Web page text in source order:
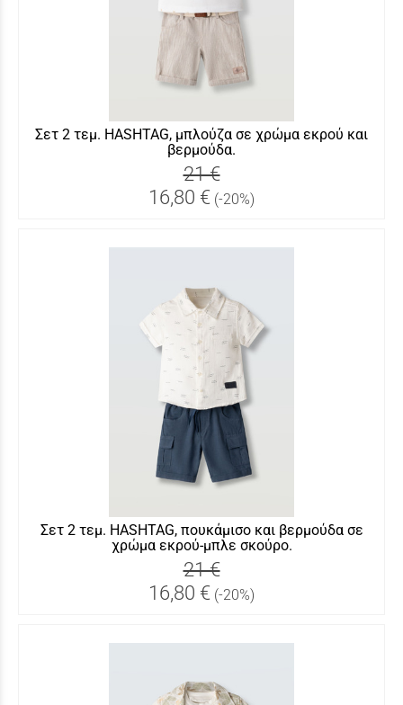
Σετ 2 τεμ. HASHTAG, μπλούζα σε χρώμα εκρού και
βερμούδα.
21 €
16,80 € (-20%)
Σετ 2 τεμ. HASHTAG, πουκάμισο και βερμούδα σε
χρώμα εκρού-μπλε σκούρο.
21 €
16,80 € (-20%)